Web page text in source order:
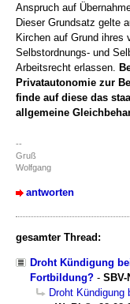
Anspruch auf
Dieser Grundsatz gelte
Kirchen auf Grund ihres
Selbstordnungs- und
Arbeitsrecht erlassen.
Privatautonomie zur
finde auf diese das
allgemeine
--
Gruß
Wolfgang
antworten
gesamter Thread:
Droht Kündigung
Fortbildung? -
Droht Kündigung